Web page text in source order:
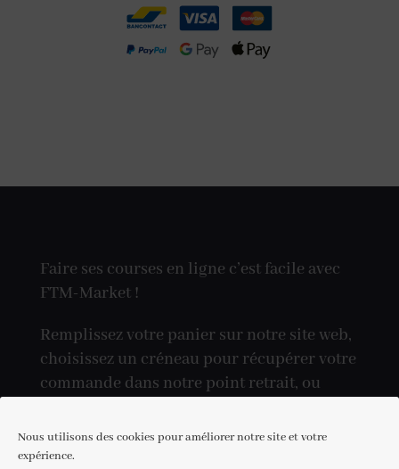
Nous utilisons des cookies pour améliorer notre site et votre
expérience.
Faire ses courses en ligne c’est facile avec
FTM-Market !
Remplissez votre panier sur notre site web,
choisissez un créneau pour récupérer votre
commande dans notre point retrait, ou
domicile.